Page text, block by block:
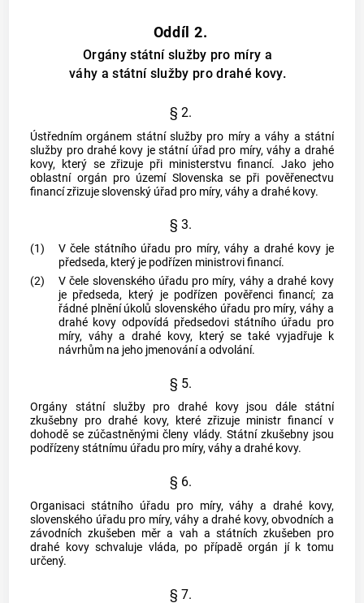
Oddíl 2.
Orgány státní služby pro míry a
váhy a státní služby pro drahé kovy.
§ 2.
Ústředním orgánem státní služby pro míry a váhy a státní
služby pro drahé kovy je státní úřad pro míry, váhy a drahé
kovy, který se zřizuje při ministerstvu financí. Jako jeho
oblastní orgán pro území Slovenska se při pověřenectvu
financí zřizuje slovenský úřad pro míry, váhy a drahé kovy.
§ 3.
(1)
V čele státního úřadu pro míry, váhy a drahé kovy je
předseda, který je podřízen ministrovi financí.
(2)
V čele slovenského úřadu pro míry, váhy a drahé kovy
je předseda, který je podřízen pověřenci financí; za
řádné plnění úkolů slovenského úřadu pro míry, váhy a
drahé kovy odpovídá předsedovi státního úřadu pro
míry, váhy a drahé kovy, který se také vyjadřuje k
návrhům na jeho jmenování a odvolání.
§ 5.
Orgány státní služby pro drahé kovy jsou dále státní
zkušebny pro drahé kovy, které zřizuje ministr financí v
dohodě se zúčastněnými členy vlády. Státní zkušebny jsou
podřízeny státnímu úřadu pro míry, váhy a drahé kovy.
§ 6.
Organisaci státního úřadu pro míry, váhy a drahé kovy,
slovenského úřadu pro míry, váhy a drahé kovy, obvodních a
závodních zkušeben měr a vah a státních zkušeben pro
drahé kovy schvaluje vláda, po případě orgán jí k tomu
určený.
§ 7.